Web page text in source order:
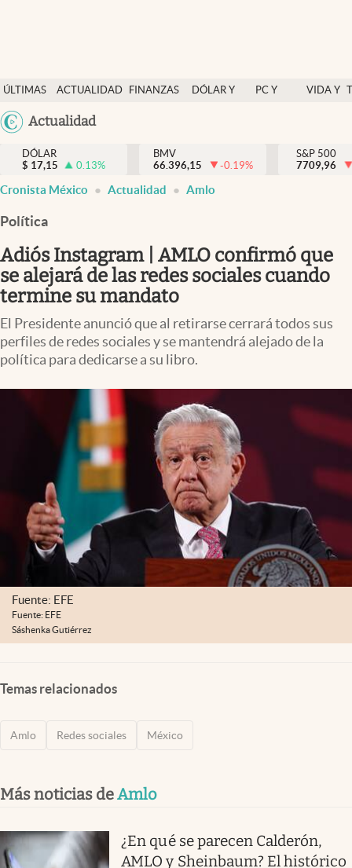
ÚLTIMAS
NOTICIAS
ACTUALIDAD
FINANZAS
DÓLAR Y
PC Y
VIDA Y
México
Actualidad
Actualidad
Finanzas y economía
Dólar y mercados
Pc y celular
Vida y estilo
Tv
Clima
Espiritualidad
abre en nueva pestaña
México
DÓLAR
$ 17,15 0.13%
BMV
66.396,15
-0.19%
S&P 500
7709,96
Cronista México Actualidad Amlo
Política
Adiós Instagram | AMLO confirmó que
se alejará de las redes sociales cuando
termine su mandato
El Presidente anunció que al retirarse cerrará todos sus
perfiles de redes sociales y se mantendrá alejado de la
política para dedicarse a su libro.
Fuente: EFE
Fuente: EFE
Sáshenka Gutiérrez
Temas relacionados
Amlo Redes sociales México
Más noticias deAmlo
¿En qué se parecen Calderón,
AMLO y Sheinbaum? El histórico